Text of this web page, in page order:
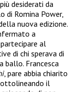
desiderati da
di Romina Power,
nuova edizione.
a
al
di chi sperava di
ballo. Francesca
, pare abbia chiarito
il